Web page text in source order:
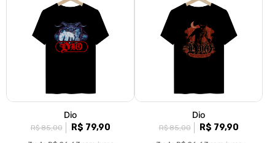
Dio
R$ 85,00 R$ 79,90
Dio
R$ 85,00 R$ 79,90